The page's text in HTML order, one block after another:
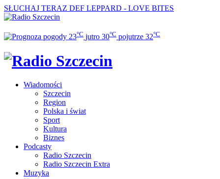
SŁUCHAJ TERAZ DEF LEPPARD - LOVE BITES
23°C jutro 30°C pojutrze 32°C
Wiadomości
Szczecin
Region
Polska i świat
Sport
Kultura
Biznes
Podcasty
Radio Szczecin
Radio Szczecin Extra
Muzyka